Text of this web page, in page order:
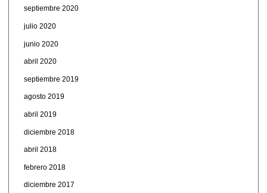
septiembre 2020
julio 2020
junio 2020
abril 2020
septiembre 2019
agosto 2019
abril 2019
diciembre 2018
abril 2018
febrero 2018
diciembre 2017